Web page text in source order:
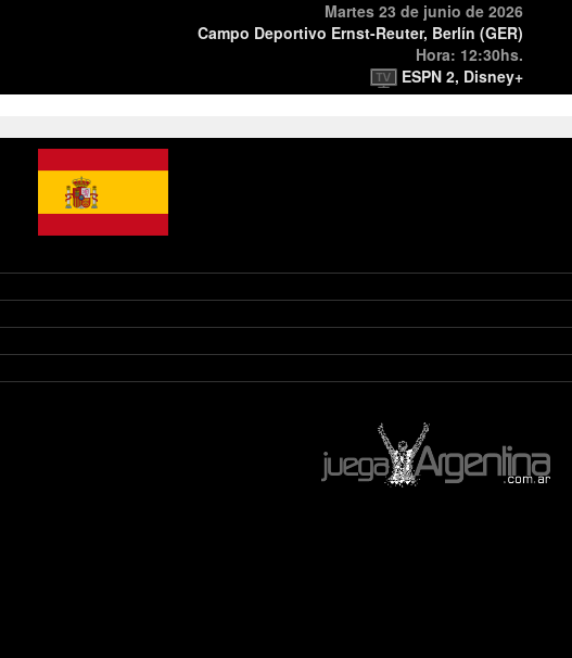
Martes 23 de junio de 2026
Campo Deportivo Ernst-Reuter, Berlín (GER)
Hora: 12:30hs.
ESPN 2, Disney+